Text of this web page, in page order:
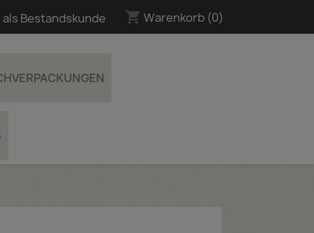
Bestandskunde shopping_cart Warenkorb (0)